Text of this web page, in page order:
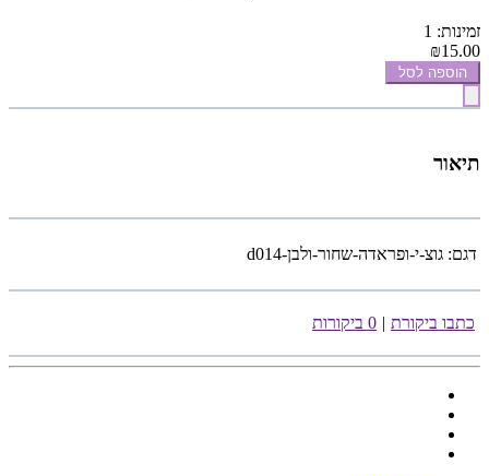
זמינות: 1
₪15.00
הוספה לסל
תיאור
דגם: גוצ-י-ופראדה-שחור-ולבן-d014
כתבו ביקורת | 0 ביקורות